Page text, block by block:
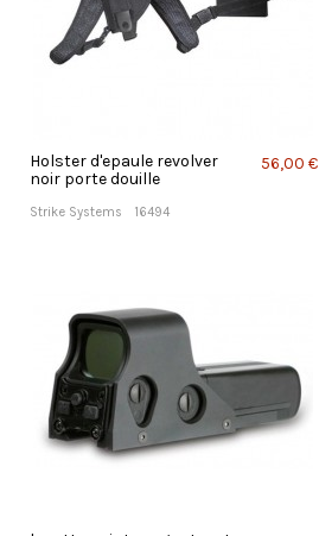
Holster d'epaule revolver
noir porte douille
Strike Systems 16494
56,00 €